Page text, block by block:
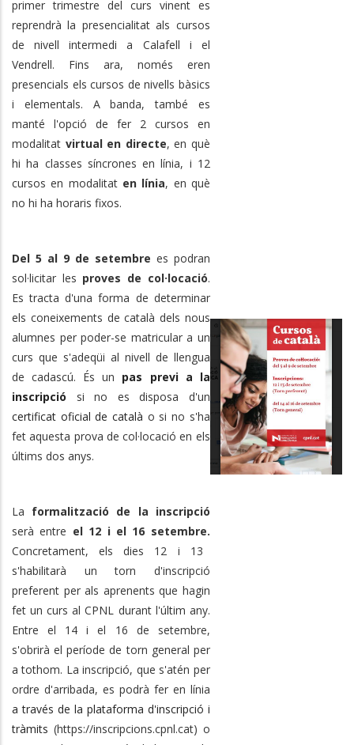
primer trimestre del curs vinent es
reprendrà la presencialitat als cursos
de nivell intermedi a Calafell i el
Vendrell. Fins ara, només eren
presencials els cursos de nivells bàsics
i elementals. A banda, també es
manté l'opció de fer 2 cursos en
modalitat virtual en directe, en què
hi ha classes síncrones en línia, i 12
cursos en modalitat en línia, en què
no hi ha horaris fixos.
Del 5 al 9 de setembre es podran
sol·licitar les proves de col·locació.
Es tracta d'una forma de determinar
els coneixements de català dels nous
alumnes per poder-se matricular a un
curs que s'adeqüi al nivell de llengua
de cadascú. És un pas previ a la
inscripció si no es disposa d'un
certificat oficial de català o si no s'ha
fet aquesta prova de col·locació en els
últims dos anys.
La formalització de la inscripció
serà entre el 12 i el 16 setembre.
Concretament, els dies 12 i 13
s'habilitarà un torn d'inscripció
preferent per als aprenents que hagin
fet un curs al CPNL durant l'últim any.
Entre el 14 i el 16 de setembre,
s'obrirà el període de torn general per
a tothom. La inscripció, que s'atén per
ordre d'arribada, es podrà fer en línia
a través de la plataforma d'inscripció i
tràmits (https://inscripcions.cpnl.cat) o